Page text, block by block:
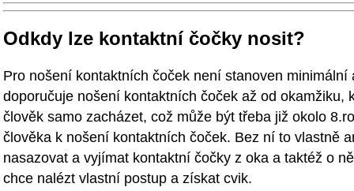
Odkdy lze kontaktní čočky nosit?
Pro nošení kontaktních čoček není stanoven
doporučuje nošení kontaktních čoček až od okamžiku,
člověk samo zacházet, což může být třeba již okolo
člověka k nošení kontaktních čoček. Bez ní to vlastně
nasazovat a vyjímat kontaktní čočky z oka a taktéž o
chce nalézt vlastní postup a získat cvik.